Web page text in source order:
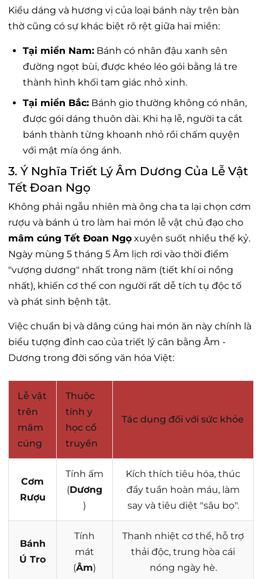
Kiểu dáng và hương vị của loại bánh này trên bàn
thờ cũng có sự khác biệt rõ rệt giữa hai miền:
Tại miền Nam: Bánh có nhân đậu xanh sên
đường ngọt bùi, được khéo léo gói bằng lá tre
thành hình khối tam giác nhỏ xinh.
Tại miền Bắc: Bánh gio thường không có nhân,
được gói dáng thuôn dài. Khi hạ lễ, người ta cắt
bánh thành từng khoanh nhỏ rồi chấm quyện
với mật mía óng ánh.
3. Ý Nghĩa Triết Lý Âm Dương Của Lễ Vật
Tết Đoan Ngọ
Không phải ngẫu nhiên mà ông cha ta lại chọn cơm
rượu và bánh ú tro làm hai món lễ vật chủ đạo cho
mâm cúng Tết Đoan Ngọ xuyên suốt nhiều thế kỷ.
Ngày mùng 5 tháng 5 Âm lịch rơi vào thời điểm
"vượng dương" nhất trong năm (tiết khí oi nồng
nhất), khiến cơ thể con người rất dễ tích tụ độc tố
và phát sinh bệnh tật.
Việc chuẩn bị và dâng cúng hai món ăn này chính là
biểu tượng đỉnh cao của triết lý cân bằng Âm -
Dương trong đời sống văn hóa Việt:
Lễ vật
trên
mâm
cúng
Thuộc
tính y
học cổ
truyền
Tác dụng đối với sức khỏe
Cơm
Rượu
Tính ấm
(Dương
)
Kích thích tiêu hóa, thúc
đẩy tuần hoàn máu, làm
say và tiêu diệt "sâu bọ".
Bánh
Ú Tro
Tính
mát
(Âm)
Thanh nhiệt cơ thể, hỗ trợ
thải độc, trung hòa cái
nóng ngày hè.